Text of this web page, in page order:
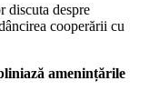
discuta despre
cooperării cu
amenințările